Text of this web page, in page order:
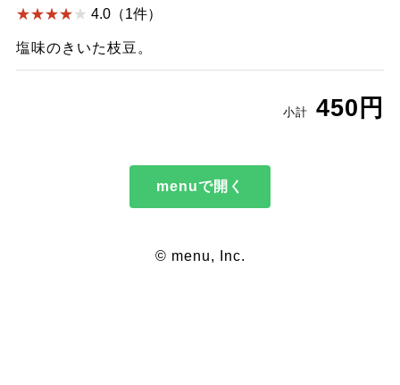
4.0（1件）
塩味のきいた枝豆。
小計 450円
menuで開く
© menu, Inc.